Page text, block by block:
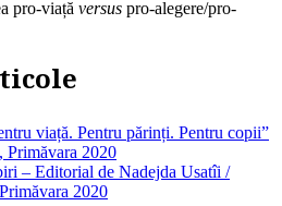
pro-viață versus pro-alegere/pro-
viață. Pentru părinți. Pentru copii”
Primăvara 2020
– Editorial de Nadejda Usatîi /
2020